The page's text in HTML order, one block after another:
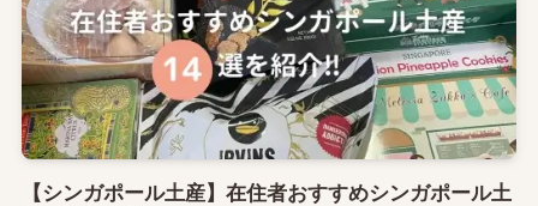
【シンガポール土産】在住者おすすめシンガポール土